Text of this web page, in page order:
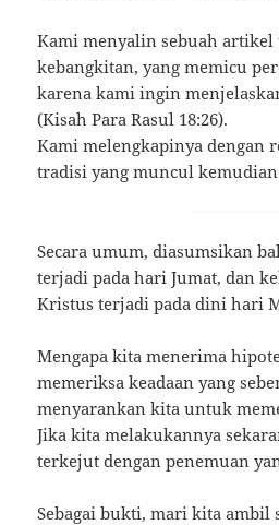
Kami menyalin sebuah artikel
kebangkitan, yang memicu
karena kami ingin
(Kisah Para Rasul 18:26).
Kami melengkapinya dengan
tradisi yang muncul
Secara umum, diasumsikan
terjadi pada hari Jumat, dan
Kristus terjadi pada dini hari
Mengapa kita menerima
memeriksa keadaan yang
menyarankan kita untuk
Jika kita melakukannya
terkejut dengan penemuan
Sebagai bukti, mari kita ambil